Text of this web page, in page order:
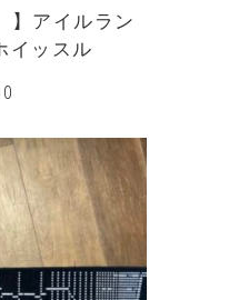
】アイルラン
イッスル